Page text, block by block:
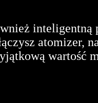
inteligentną
atomizer,
wartość